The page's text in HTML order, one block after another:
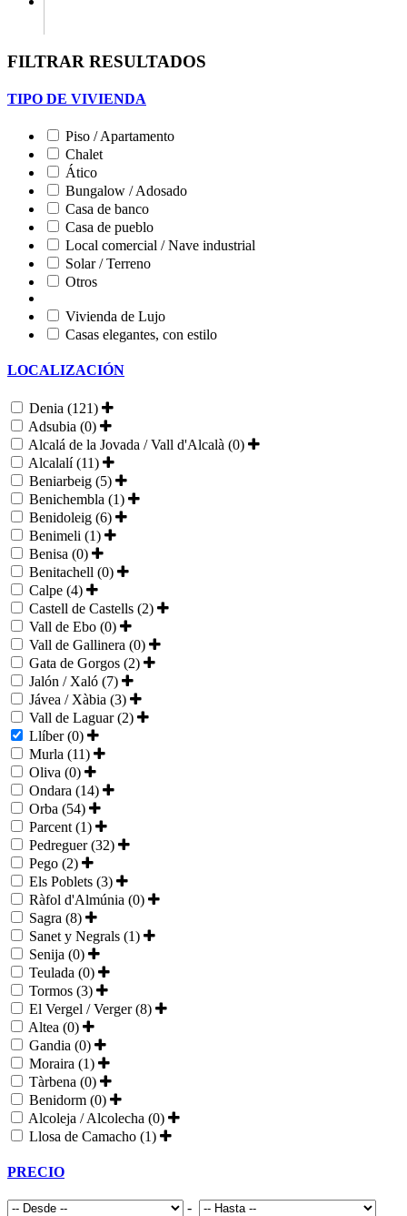
FILTRAR RESULTADOS
TIPO DE VIVIENDA
Piso / Apartamento
Chalet
Ático
Bungalow / Adosado
Casa de banco
Casa de pueblo
Local comercial / Nave industrial
Solar / Terreno
Otros
Vivienda de Lujo
Casas elegantes, con estilo
LOCALIZACIÓN
Denia (121)
Adsubia (0)
Alcalá de la Jovada / Vall d'Alcalà (0)
Alcalalí (11)
Beniarbeig (5)
Benichembla (1)
Benidoleig (6)
Benimeli (1)
Benisa (0)
Benitachell (0)
Calpe (4)
Castell de Castells (2)
Vall de Ebo (0)
Vall de Gallinera (0)
Gata de Gorgos (2)
Jalón / Xaló (7)
Jávea / Xàbia (3)
Vall de Laguar (2)
Llíber (0)
Murla (11)
Oliva (0)
Ondara (14)
Orba (54)
Parcent (1)
Pedreguer (32)
Pego (2)
Els Poblets (3)
Ràfol d'Almúnia (0)
Sagra (8)
Sanet y Negrals (1)
Senija (0)
Teulada (0)
Tormos (3)
El Vergel / Verger (8)
Altea (0)
Gandia (0)
Moraira (1)
Tàrbena (0)
Benidorm (0)
Alcoleja / Alcolecha (0)
Llosa de Camacho (1)
PRECIO
-